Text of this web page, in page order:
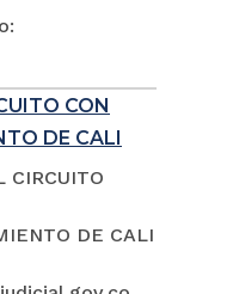
CON
DE CALI
CIRCUITO
DE CALI